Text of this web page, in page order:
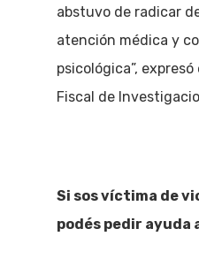
abstuvo de radicar
atención médica y
psicológica”,
Fiscal de
Si sos víctima de
podés pedir ayuda